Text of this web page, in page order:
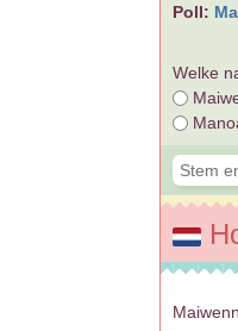
Poll:
Welke